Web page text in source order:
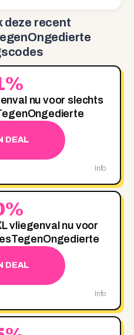
deze recent
nu voor slechts
DEAL
Info
vliegenval nu voor
DEAL
Info